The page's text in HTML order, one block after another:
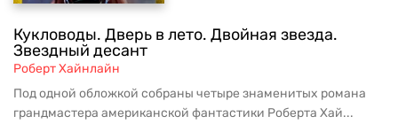
Кукловоды. Дверь в лето. Двойная звезда.
Звездный десант
Роберт Хайнлайн
Под одной обложкой собраны четыре знаменитых романа
грандмастера американской фантастики Роберта Хай...